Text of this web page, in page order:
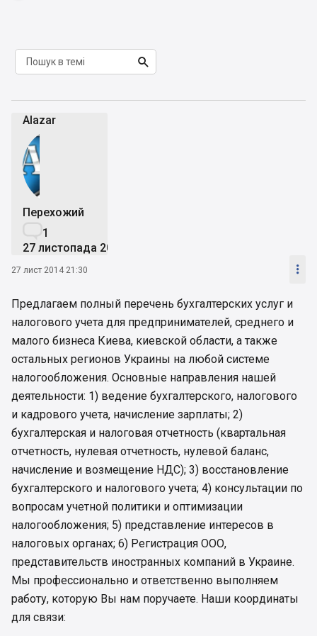

Alazar
Перехожий
1
27 листопада 2014
27 лист 2014 21:30 
Предлагаем полный перечень бухгалтерских услуг и
налогового учета для предпринимателей, среднего и
малого бизнеса Киева, киевской области, а также
остальных регионов Украины на любой системе
налогообложения. Основные направления нашей
деятельности: 1) ведение бухгалтерского, налогового
и кадрового учета, начисление зарплаты; 2)
бухгалтерская и налоговая отчетность (квартальная
отчетность, нулевая отчетность, нулевой баланс,
начисление и возмещение НДС); 3) восстановление
бухгалтерского и налогового учета; 4) консультации по
вопросам учетной политики и оптимизации
налогообложения; 5) представление интересов в
налоговых органах; 6) Регистрация ООО,
представительств иностранных компаний в Украине.
Мы профессионально и ответственно выполняем
работу, которую Вы нам поручаете. Наши координаты
для связи: